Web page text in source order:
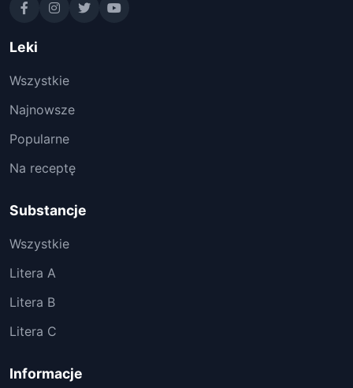
Leki
Wszystkie
Najnowsze
Popularne
Na receptę
Substancje
Wszystkie
Litera A
Litera B
Litera C
Informacje